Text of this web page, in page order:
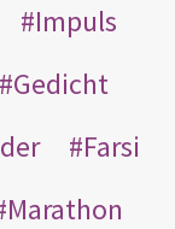
Impuls
Gedicht
Farsi
Marathon